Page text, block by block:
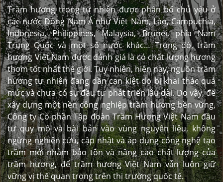
Trầm hương trong tự nhiên được phân bố chủ yếu ở
các nước Đông Nam Á như Việt Nam, Lào, Campuchia,
Indonesia, Philippines, Malaysia, Brunei, phía Nam
Trung Quốc và một số nước khác… Trong đó, trầm
hương Việt Nam được đánh giá là có chất lượng hương
thơm tốt nhất thế giới. Tuy nhiên, hiện nay, nguồn trầm
hương tự nhiên đang dần cạn kiệt do bị khai thác quá
mức và chưa có sự đầu tư phát triển lâu dài. Do vậy, để
xây dựng một nền công nghiệp trầm hương bền vững,
Công ty Cổ phần Tập đoàn Trầm Hương Việt Nam đầu
tư quy mô và bài bản vào vùng nguyên liệu, không
ngừng nghiên cứu, cập nhật và áp dụng công nghệ tạo
trầm mới nhằm bảo tồn và nâng cao chất lượng của
trầm hương, để trầm hương Việt Nam vẫn luôn giữ
vững vị thế quan trọng trên thị trường quốc tế.